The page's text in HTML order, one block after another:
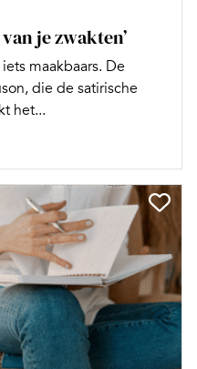
je zwakten’
maakbaars. De
die de satirische
het...